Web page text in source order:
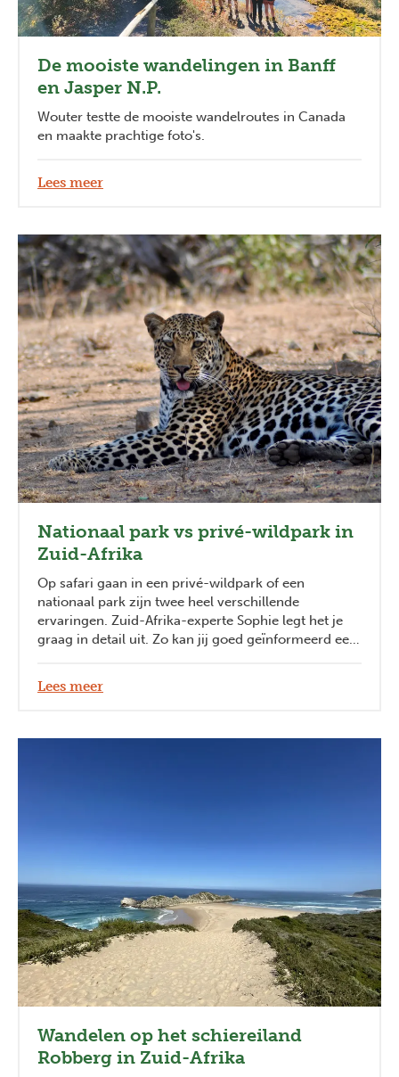
De mooiste wandelingen in Banff
en Jasper N.P.
Wouter testte de mooiste wandelroutes in Canada
en maakte prachtige foto's.
Lees meer
Nationaal park vs privé-wildpark in
Zuid-Afrika
Op safari gaan in een privé-wildpark of een
nationaal park zijn twee heel verschillende
ervaringen. Zuid-Afrika-experte Sophie legt het je
graag in detail uit. Zo kan jij goed geïnformeerd een
Lees meer
Wandelen op het schiereiland
Robberg in Zuid-Afrika